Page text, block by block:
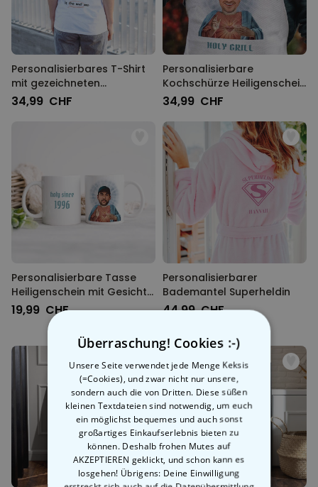
Personalisierbares T-Shirt
mit gezeichneten
Getränken und Text
34,99 CHF
Personalisierbare
Kochschürze Heiligenschein
mit Gesicht und Text
34,99 CHF
Personalisierbare Tasse
Heiligenschein mit Gesicht
und Text
19,99 CHF
Personalisierbarer
Bademantel Superheldin
44,99 CHF
Überraschung! Cookies :-)
Unsere Seite verwendet jede Menge Keksis
(=Cookies), und zwar nicht nur unsere,
sondern auch die von Dritten. Diese süßen
kleinen Textdateien sind notwendig, um euch
ein möglichst bequemes und auch sonst
großartiges Einkaufserlebnis bieten zu
können. Deshalb frohen Mutes auf
AKZEPTIEREN geklickt, und schon kann es
losgehen! Übrigens: Deine Einwilligung